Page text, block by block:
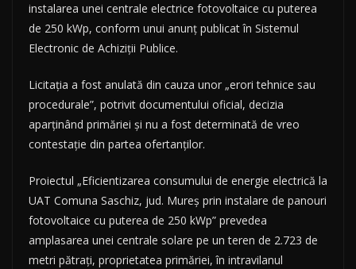
instalarea unei centrale electrice fotovoltaice cu puterea
de 250 kWp, conform unui anunț publicat în Sistemul
Electronic de Achiziții Publice.
Licitația a fost anulată din cauza unor „erori tehnice sau
procedurale”, potrivit documentului oficial, decizia
aparținând primăriei și nu a fost determinată de vreo
contestație din partea ofertanților.
Proiectul „Eficientizarea consumului de energie electrică la
UAT Comuna Saschiz, jud. Mureș prin instalare de panouri
fotovoltaice cu puterea de 250 kWp” prevedea
amplasarea unei centrale solare pe un teren de 2.723 de
metri pătrați, proprietatea primăriei, în intravilanul